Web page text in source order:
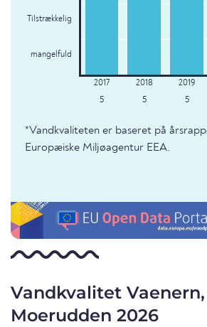
Tilstrækkelig
mangelfuld
5 5 5
*Vandkvaliteten er baseret på
Europæiske Miljøagentur EEA.
Vandkvalitet Vaenern,
Moerudden 2026